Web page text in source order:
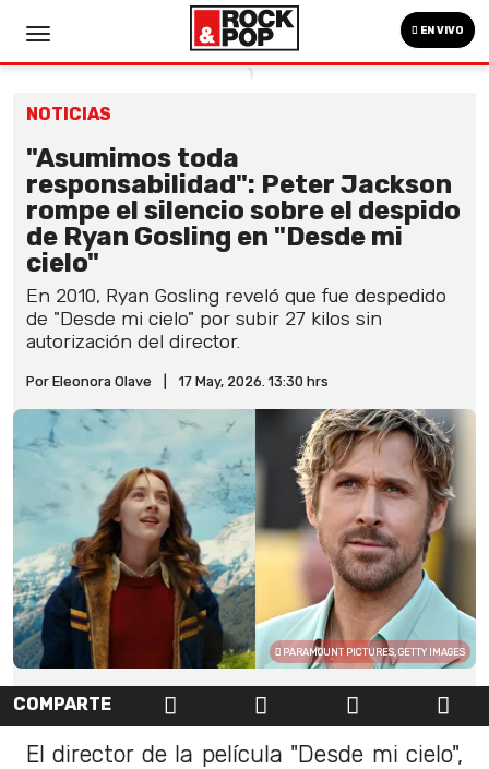
EN VIVO
NOTICIAS
"Asumimos toda
responsabilidad": Peter Jackson
rompe el silencio sobre el despido
de Ryan Gosling en "Desde mi
cielo"
En 2010, Ryan Gosling reveló que fue despedido
de "Desde mi cielo" por subir 27 kilos sin
autorización del director.
Por Eleonora Olave 17 May, 2026. 13:30 hrs
PARAMOUNT PICTURES, GETTY IMAGES
COMPARTE
El director de la película "Desde mi cielo",